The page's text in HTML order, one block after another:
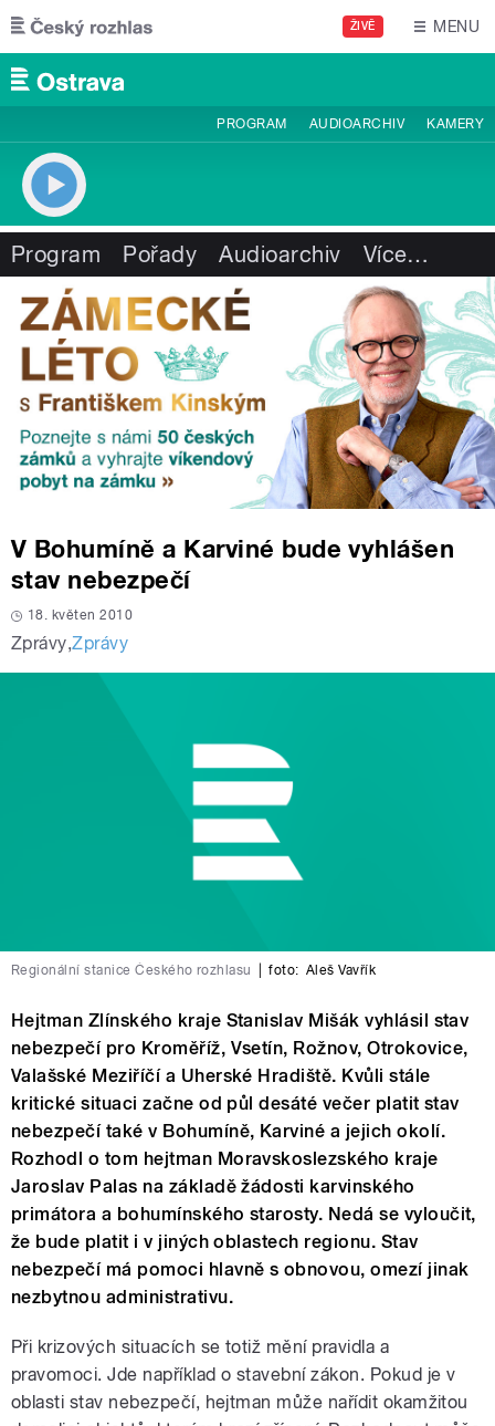
Přejít k hlavnímu obsahu
ŽIVĚ MENU
PROGRAM AUDIOARCHIV KAMERY
Program Pořady Audioarchiv Více…
V Bohumíně a Karviné bude vyhlášen
stav nebezpečí
18. květen 2010
Zprávy,Zprávy
Regionální stanice Českého rozhlasu foto: Aleš Vavřík
Hejtman Zlínského kraje Stanislav Mišák vyhlásil stav
nebezpečí pro Kroměříž, Vsetín, Rožnov, Otrokovice,
Valašské Meziříčí a Uherské Hradiště. Kvůli stále
kritické situaci začne od půl desáté večer platit stav
nebezpečí také v Bohumíně, Karviné a jejich okolí.
Rozhodl o tom hejtman Moravskoslezského kraje
Jaroslav Palas na základě žádosti karvinského
primátora a bohumínského starosty. Nedá se vyloučit,
že bude platit i v jiných oblastech regionu. Stav
nebezpečí má pomoci hlavně s obnovou, omezí jinak
nezbytnou administrativu.
Při krizových situacích se totiž mění pravidla a
pravomoci. Jde například o stavební zákon. Pokud je v
oblasti stav nebezpečí, hejtman může nařídit okamžitou